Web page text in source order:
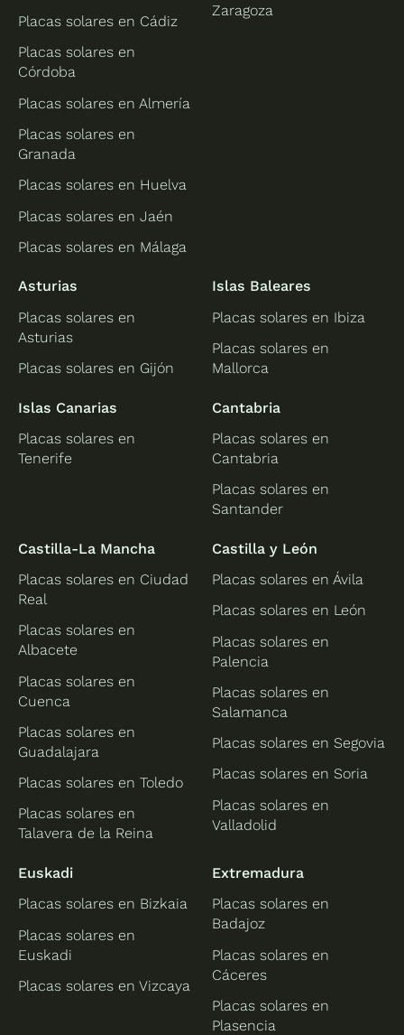
Placas solares en Cádiz
Placas solares en
Córdoba
Placas solares en Almería
Placas solares en
Granada
Placas solares en Huelva
Placas solares en Jaén
Placas solares en Málaga
Zaragoza
Asturias
Placas solares en
Asturias
Placas solares en Gijón
Islas Baleares
Placas solares en Ibiza
Placas solares en
Mallorca
Islas Canarias
Placas solares en
Tenerife
Cantabria
Placas solares en
Cantabria
Placas solares en
Santander
Castilla-La Mancha
Placas solares en Ciudad
Real
Placas solares en
Albacete
Placas solares en
Cuenca
Placas solares en
Guadalajara
Placas solares en Toledo
Placas solares en
Talavera de la Reina
Castilla y León
Placas solares en Ávila
Placas solares en León
Placas solares en
Palencia
Placas solares en
Salamanca
Placas solares en Segovia
Placas solares en Soria
Placas solares en
Valladolid
Euskadi
Placas solares en Bizkaia
Placas solares en
Euskadi
Placas solares en Vizcaya
Extremadura
Placas solares en
Badajoz
Placas solares en
Cáceres
Placas solares en
Plasencia